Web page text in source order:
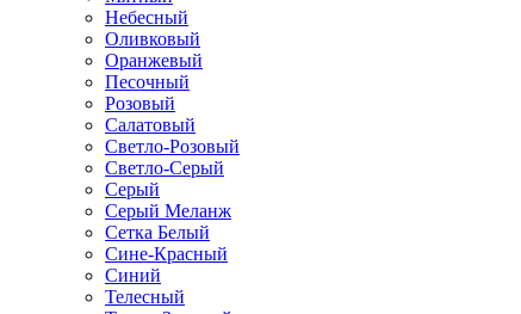
Небесный
Оливковый
Оранжевый
Песочный
Розовый
Салатовый
Светло-Розовый
Светло-Серый
Серый
Серый Меланж
Сетка Белый
Сине-Красный
Синий
Телесный